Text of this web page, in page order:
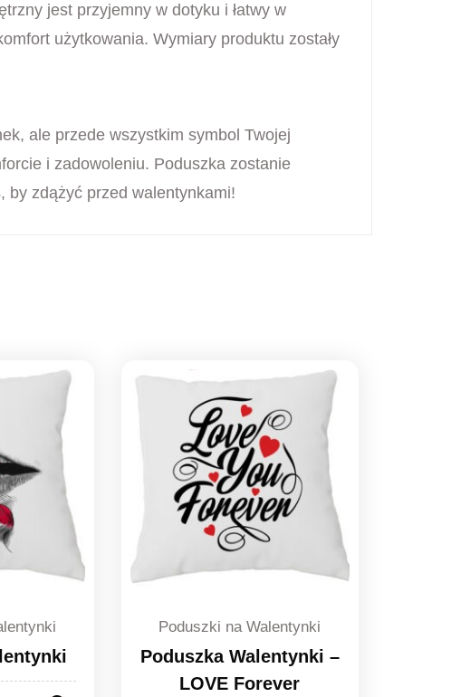
jest przyjemny w dotyku i łatwy w
użytkowania. Wymiary produktu zostały
ale przede wszystkim symbol Twojej
i zadowoleniu. Poduszka zostanie
by zdążyć przed walentynkami!
Poduszki na Walentynki
Poduszka Walentynki –
LOVE Forever